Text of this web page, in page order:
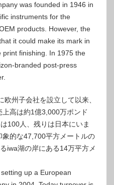
was founded in 1946 in
instruments for the
products. However, the
it could make its mark in
finishing. In 1975 the
branded post-press
州子会社を設立して以来、
高は約1億3,000万ポンド
100人、残りは日本にいま
的な47,700平方メートルの
iwa湖の岸にある14万平方メ
up a European